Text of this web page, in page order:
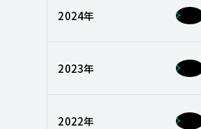
2024年
2023年
2022年